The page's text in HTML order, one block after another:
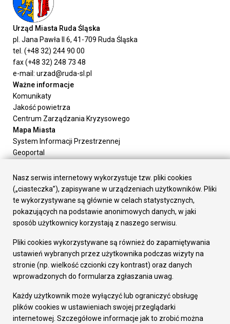
Urząd Miasta Ruda Śląska
pl. Jana Pawła II 6, 41-709 Ruda Śląska
tel. (+48 32) 244 90 00
fax (+48 32) 248 73 48
e-mail: urzad@ruda-sl.pl
Ważne informacje
Komunikaty
Jakość powietrza
Centrum Zarządzania Kryzysowego
Mapa Miasta
System Informacji Przestrzennej
Geoportal
Załatw sprawę
Prezydent Miasta
Rada Miasta
Wydziały
Elektroniczna Skrzynka Podawcza
Gospodarka
Fundusze europejskie
Środki krajowe
Oferty inwestycyjne
Pozostałe
Deklaracja dostępności
Dane osobowe
Nasz serwis internetowy wykorzystuje tzw. pliki cookies
(„ciasteczka”), zapisywane w urządzeniach użytkowników. Pliki
te wykorzystywane są głównie w celach statystycznych,
pokazujących na podstawie anonimowych danych, w jaki
sposób użytkownicy korzystają z naszego serwisu.
Pliki cookies wykorzystywane są również do zapamiętywania
ustawień wybranych przez użytkownika podczas wizyty na
stronie (np. wielkość czcionki czy kontrast) oraz danych
wprowadzonych do formularza zgłaszania uwag.
Każdy użytkownik może wyłączyć lub ograniczyć obsługę
plików cookies w ustawieniach swojej przeglądarki
internetowej. Szczegółowe informacje jak to zrobić można